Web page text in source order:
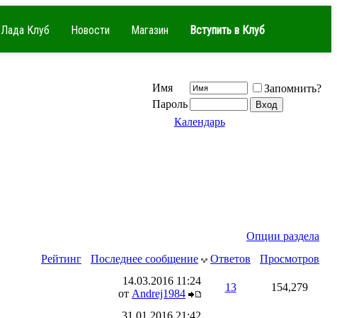
Лада Клуб Новости Магазин Вступить в Клуб
Имя
Запомнить?
Пароль
Календарь
Опции раздела
Рейтинг
Последнее сообщение Ответов
Просмотров
14.03.2016 11:24
от Andrej1984
13 154,279
31.01.2016 21:42